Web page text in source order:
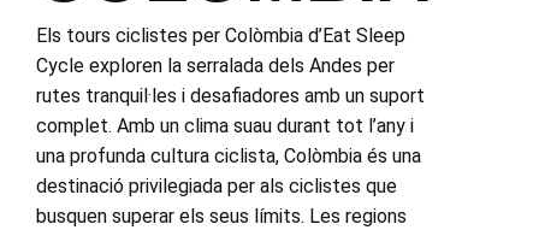
Els tours ciclistes per Colòmbia d’Eat Sleep
Cycle exploren la serralada dels Andes per
rutes tranquil·les i desafiadores amb un suport
complet. Amb un clima suau durant tot l’any i
una profunda cultura ciclista, Colòmbia és una
destinació privilegiada per als ciclistes que
busquen superar els seus límits. Les regions